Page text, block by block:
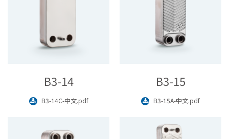
B3-14
B3-14C-中文.pdf
B3-15
B3-15A-中文.pdf